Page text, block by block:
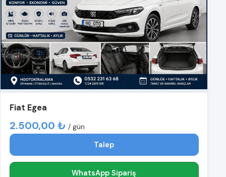
Fiat Egea
2.500,00 ₺ / gün
Talep
WhatsApp Sipariş